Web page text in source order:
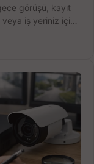
görüşü, kayıt
veya iş yeriniz için